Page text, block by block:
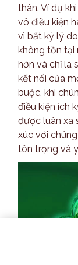
thân. Ví dụ
vô điều kiện
vì bất kỳ lý
không tồn tại
hờn và chỉ là
kết nối của
buộc, khi
điều kiện ích
được luân xa
xúc với
tôn trọng và